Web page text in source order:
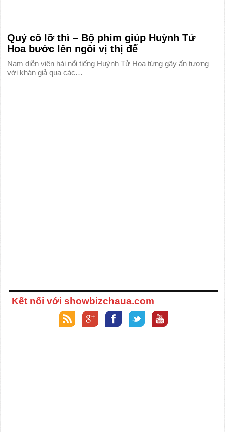
Quý cô lỡ thì – Bộ phim giúp Huỳnh Tử
Hoa bước lên ngôi vị thị đế
Nam diễn viên hài nổi tiếng Huỳnh Tử Hoa từng gây ấn tượng
với khán giả qua các…
Kết nối với showbizchaua.com